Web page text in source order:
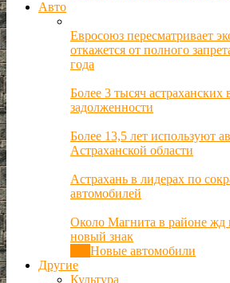
Авто
Евросоюз пересматривает
откажется от полного
года
Более 3 тысяч
задолженности
Более 13,5 лет используют
Астраханской области
Астрахань в лидерах по
автомобилей
Около Магнита в районе жд
новый знак
Новые автомобили
Другие
Культура